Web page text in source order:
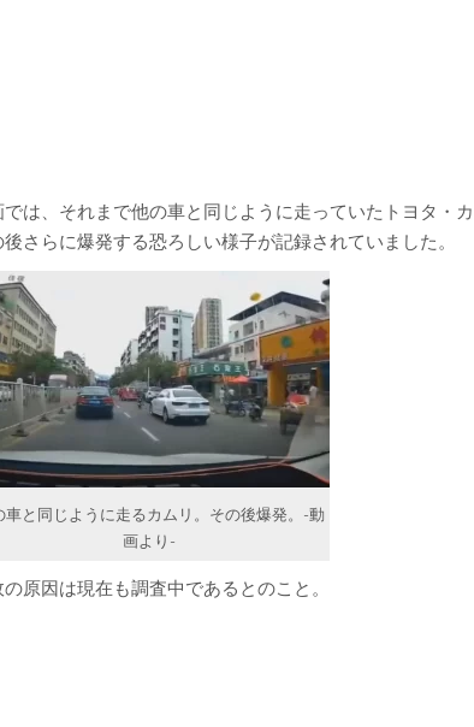
では、それまで他の車と同じように走っていたトヨタ・
後さらに爆発する恐ろしい様子が記録されていました。
車と同じように走るカムリ。その後爆発。-動
画より-
の原因は現在も調査中であるとのこと。